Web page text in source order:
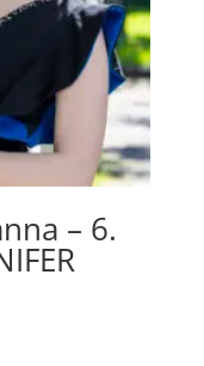
– 6.